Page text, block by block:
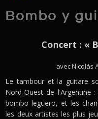
Bombo y
Concert : «
avec Nicolás
Le tambour et la guitare
Nord-Ouest de l'Argentine
bombo legüero, et les
les deux artistes les plus